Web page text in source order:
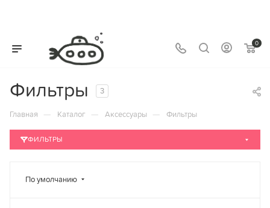
0
Фильтры 3
Главная — Каталог — Аксессуары — Фильтры
ФИЛЬТРЫ
По умолчанию